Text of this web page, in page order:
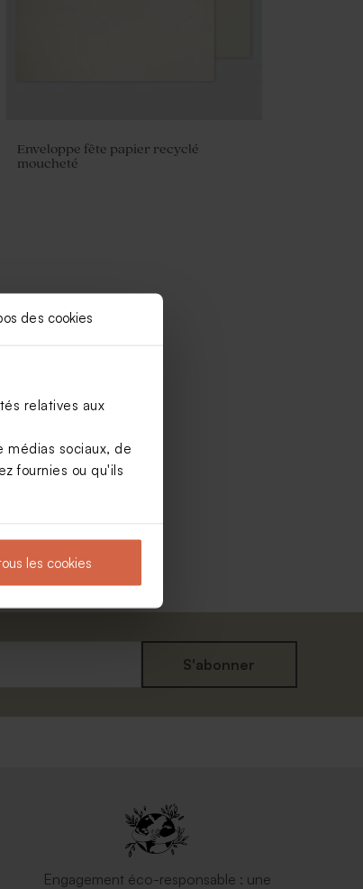
des cookies
relatives aux
médias sociaux, de
fournies ou qu'ils
les cookies
Enveloppe fête papier recyclé
moucheté
S'abonner
Engagement éco-responsable : une